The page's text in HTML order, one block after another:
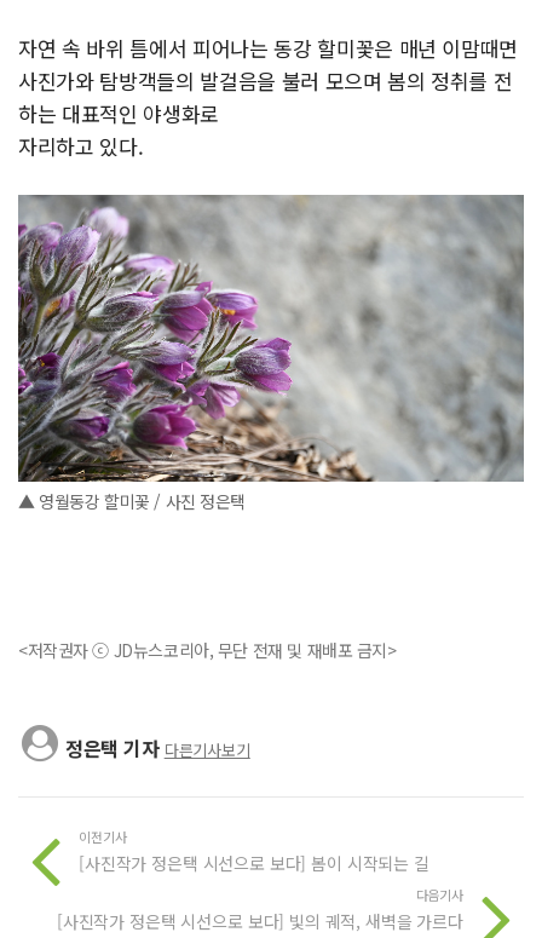
자연 속 바위 틈에서 피어나는 동강 할미꽃은 매년 이맘때면
사진가와 탐방객들의 발걸음을 불러 모으며 봄의 정취를 전
하는 대표적인 야생화로
자리하고 있다.
▲ 영월동강 할미꽃 / 사진 정은택
<저작권자 ⓒ JD뉴스코리아, 무단 전재 및 재배포 금지>
정은택 기자 다른기사보기
이전기사
[사진작가 정은택 시선으로 보다] 봄이 시작되는 길
다음기사
[사진작가 정은택 시선으로 보다] 빛의 궤적, 새벽을 가르다